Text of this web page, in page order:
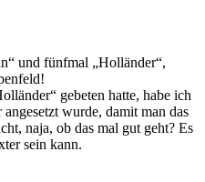
und fünf­mal „Hol­län­der“,
ge­be­ten hat­te, habe ich
wur­de, da­mit man das
naja, ob das mal gut geht? Es
sein kann.